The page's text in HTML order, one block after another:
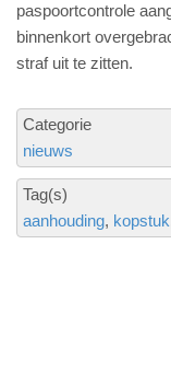
paspoortcontrole
binnenkort
straf uit te zitten.
Categorie
nieuws
Tag(s)
aanhouding kopstuk